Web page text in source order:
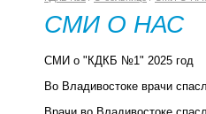
СМИ О НАС
СМИ о "КДКБ №1" 2025 год
Во Владивостоке врачи